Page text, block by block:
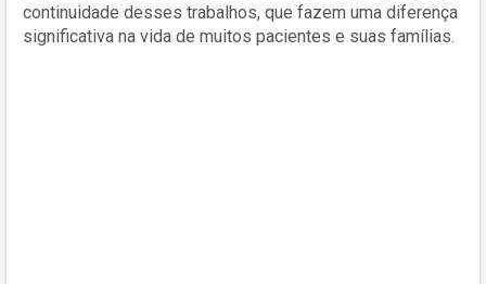
continuidade desses trabalhos, que fazem uma diferença
significativa na vida de muitos pacientes e suas famílias.